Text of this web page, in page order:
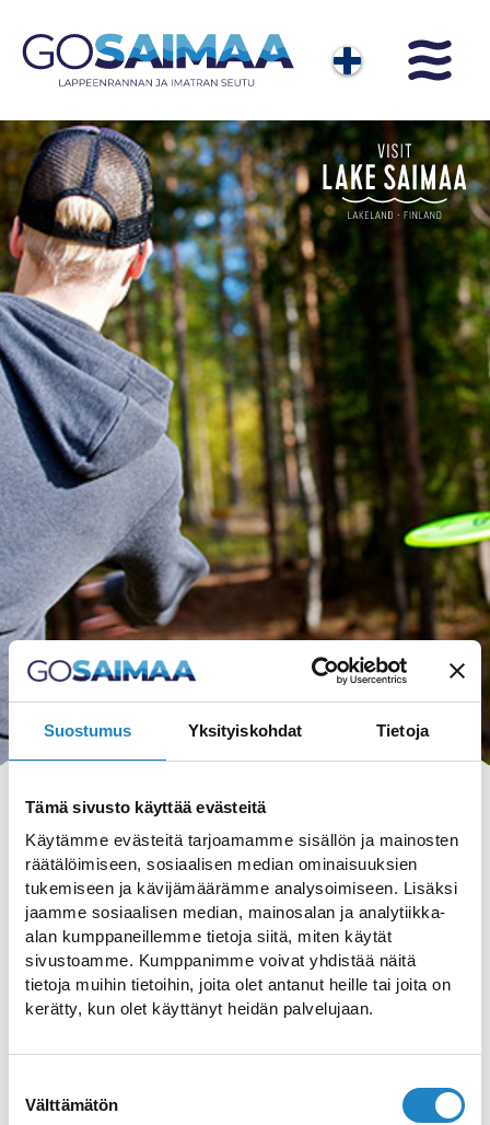
Suostumus Yksityiskohdat Tietoja
Tämä sivusto käyttää evästeitä
Käytämme evästeitä tarjoamamme sisällön ja mainosten
räätälöimiseen, sosiaalisen median ominaisuuksien
tukemiseen ja kävijämäärämme analysoimiseen. Lisäksi
jaamme sosiaalisen median, mainosalan ja analytiikka-
alan kumppaneillemme tietoja siitä, miten käytät
sivustoamme. Kumppanimme voivat yhdistää näitä
tietoja muihin tietoihin, joita olet antanut heille tai joita on
kerätty, kun olet käyttänyt heidän palvelujaan.
valinta
Välttämätön
HAKU
Lappeenrannan seudun
frisbeegolfradat